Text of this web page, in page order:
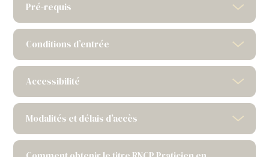
Pré-requis
Conditions d’entrée
Accessibilité
Modalités et délais d’accès